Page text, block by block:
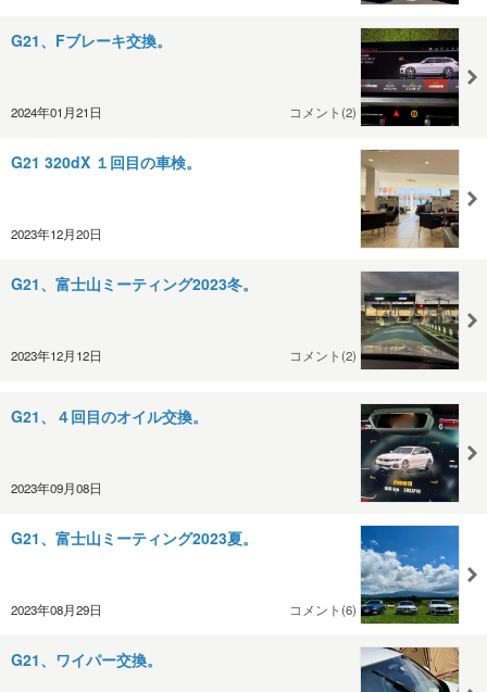
G21、Fブレーキ交換。
2024年01月21日 コメント(2)
G21 320dX １回目の車検。
2023年12月20日
G21、富士山ミーティング2023冬。
2023年12月12日 コメント(2)
G21、４回目のオイル交換。
2023年09月08日
G21、富士山ミーティング2023夏。
2023年08月29日 コメント(6)
G21、ワイパー交換。